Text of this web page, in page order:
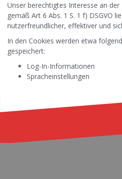
Unser berechtigtes Interesse an
gemäß Art 6 Abs. 1 S. 1 f) DSGVO
nutzerfreundlicher, effektiver und
In den Cookies werden etwa
gespeichert:
Log-In-Informationen
Spracheinstellungen